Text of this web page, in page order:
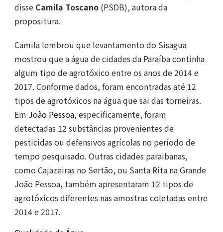
disse Camila Toscano(PSDB), autora da
propositura.
Camila lembrou que levantamento do Sisagua
mostrou que a água de cidades da Paraíba continha
algum tipo de agrotóxico entre os anos de 2014 e
2017. Conforme dados, foram encontradas até 12
tipos de agrotóxicos na água que sai das torneiras.
Em João Pessoa, especificamente, foram
detectadas 12 substâncias provenientes de
pesticidas ou defensivos agrícolas no período de
tempo pesquisado. Outras cidades paraibanas,
como Cajazeiras no Sertão, ou Santa Rita na Grande
João Pessoa, também apresentaram 12 tipos de
agrotóxicos diferentes nas amostras coletadas entre
2014 e 2017.